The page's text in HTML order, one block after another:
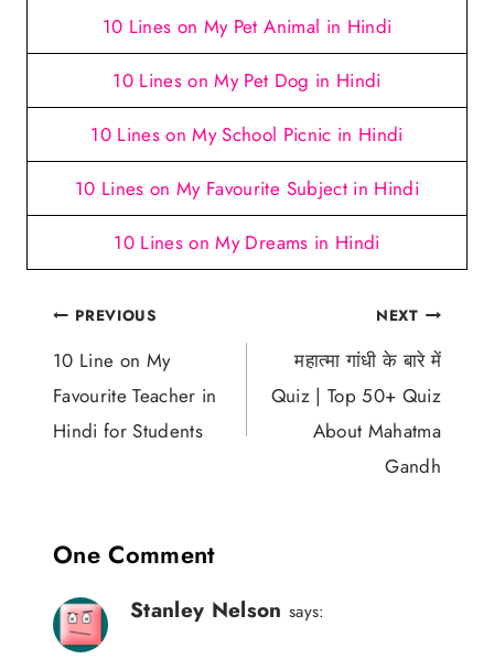
10 Lines on My Pet Animal in Hindi
10 Lines on My Pet Dog in Hindi
10 Lines on My School Picnic in Hindi
10 Lines on My Favourite Subject in Hindi
10 Lines on My Dreams in Hindi
Post
navigation
PREVIOUS
10 Line on My
Favourite Teacher in
Hindi for Students
NEXT
महात्मा गांधी के बारे में
Quiz | Top 50+ Quiz
About Mahatma
Gandh
One Comment
Stanley Nelson says: